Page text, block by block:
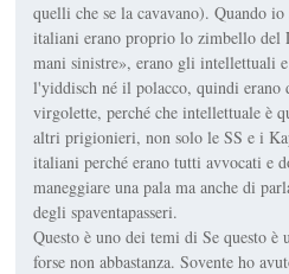
quelli che se la cavavano). Quando
italiani erano proprio lo zimbello del
mani sinistre», erano gli intellettuali
l'yiddisch né il polacco, quindi
virgolette, perché che intellettuale è
altri prigionieri, non solo le SS e i
italiani perché erano tutti avvocati e
maneggiare una pala ma anche di
degli spaventapasseri.
Questo è uno dei temi di Se questo
forse non abbastanza. Sovente ho